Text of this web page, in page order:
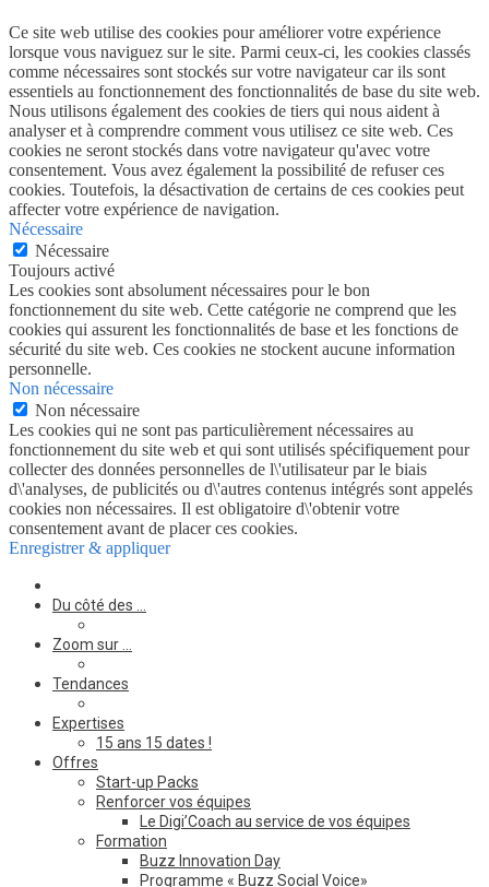
Ce site web utilise des cookies pour améliorer votre expérience
lorsque vous naviguez sur le site. Parmi ceux-ci, les cookies classés
comme nécessaires sont stockés sur votre navigateur car ils sont
essentiels au fonctionnement des fonctionnalités de base du site web.
Nous utilisons également des cookies de tiers qui nous aident à
analyser et à comprendre comment vous utilisez ce site web. Ces
cookies ne seront stockés dans votre navigateur qu'avec votre
consentement. Vous avez également la possibilité de refuser ces
cookies. Toutefois, la désactivation de certains de ces cookies peut
affecter votre expérience de navigation.
Nécessaire
Nécessaire
Toujours activé
Les cookies sont absolument nécessaires pour le bon
fonctionnement du site web. Cette catégorie ne comprend que les
cookies qui assurent les fonctionnalités de base et les fonctions de
sécurité du site web. Ces cookies ne stockent aucune information
personnelle.
Non nécessaire
Non nécessaire
Les cookies qui ne sont pas particulièrement nécessaires au
fonctionnement du site web et qui sont utilisés spécifiquement pour
collecter des données personnelles de l\'utilisateur par le biais
d\'analyses, de publicités ou d\'autres contenus intégrés sont appelés
cookies non nécessaires. Il est obligatoire d\'obtenir votre
consentement avant de placer ces cookies.
Enregistrer & appliquer
Du côté des …
Zoom sur …
Tendances
Expertises
15 ans 15 dates !
Offres
Start-up Packs
Renforcer vos équipes
Le Digi’Coach au service de vos équipes
Formation
Buzz Innovation Day
Programme « Buzz Social Voice»